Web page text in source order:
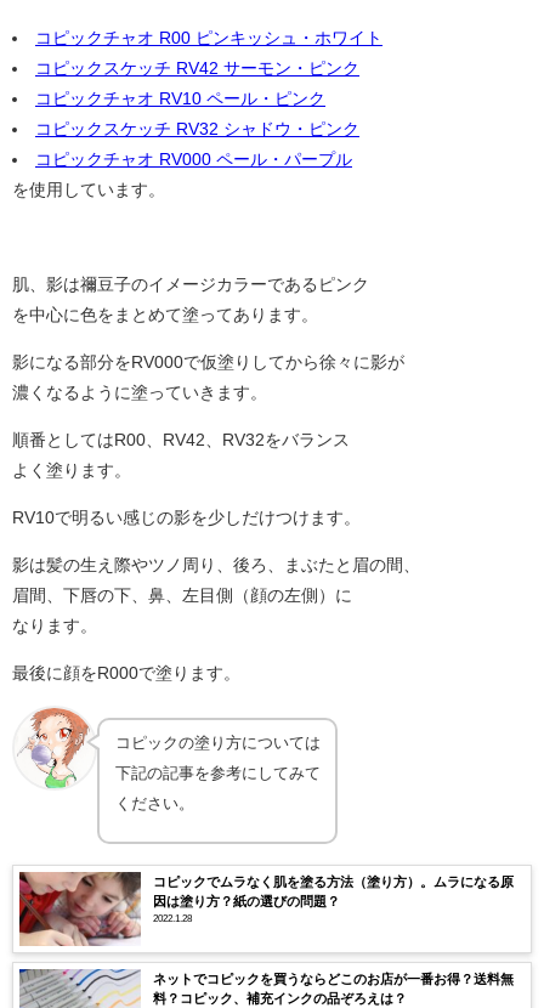
コピックチャオ R00 ピンキッシュ・ホワイト
コピックスケッチ RV42 サーモン・ピンク
コピックチャオ RV10 ペール・ピンク
コピックスケッチ RV32 シャドウ・ピンク
コピックチャオ RV000 ペール・パープル
を使用しています。
肌、影は禰豆子のイメージカラーであるピンク
を中心に色をまとめて塗ってあります。
影になる部分をRV000で仮塗りしてから徐々に影が
濃くなるように塗っていきます。
順番としてはR00、RV42、RV32をバランス
よく塗ります。
RV10で明るい感じの影を少しだけつけます。
影は髪の生え際やツノ周り、後ろ、まぶたと眉の間、
眉間、下唇の下、鼻、左目側（顔の左側）に
なります。
最後に顔をR000で塗ります。
コピックの塗り方については
下記の記事を参考にしてみて
ください。
コピックでムラなく肌を塗る方法（塗り方）。ムラになる原
因は塗り方？紙の選びの問題？
2022.1.28
ネットでコピックを買うならどこのお店が一番お得？送料無
料？コピック、補充インクの品ぞろえは？